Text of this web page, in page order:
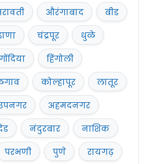
औरंगाबाद
बीड
चंद्रपूर
धुळे
हिंगोली
कोल्हापूर
लातूर
अहमदनगर
नंदुरबार
नाशिक
परभणी पुणे
रायगढ़